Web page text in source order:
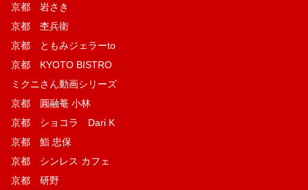
京都 岩さき
京都 杢兵衛
京都 ともみジェラーto
京都 KYOTO BISTRO
ミクニさん動画シリーズ
京都 圓融菴 小林
京都 ショコラ Dari K
京都 鮨 忠保
京都 シンレス カフェ
京都 研野